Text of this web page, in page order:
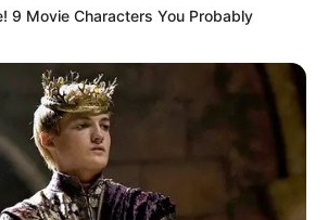
menatap, siapa nih yang kuat
9 Movie Characters You Probably